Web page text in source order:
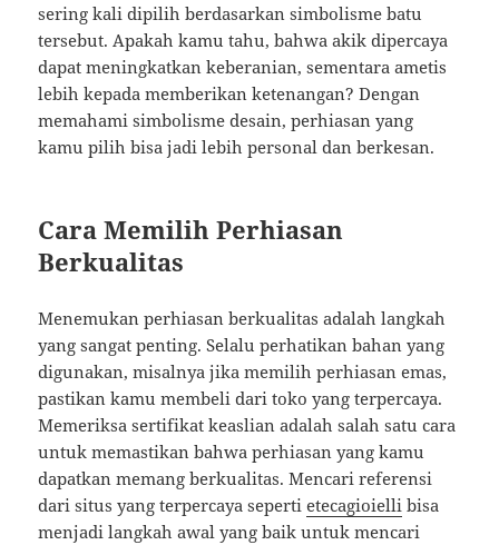
sering kali dipilih berdasarkan simbolisme batu
tersebut. Apakah kamu tahu, bahwa akik dipercaya
dapat meningkatkan keberanian, sementara ametis
lebih kepada memberikan ketenangan? Dengan
memahami simbolisme desain, perhiasan yang
kamu pilih bisa jadi lebih personal dan berkesan.
Cara Memilih Perhiasan
Berkualitas
Menemukan perhiasan berkualitas adalah langkah
yang sangat penting. Selalu perhatikan bahan yang
digunakan, misalnya jika memilih perhiasan emas,
pastikan kamu membeli dari toko yang terpercaya.
Memeriksa sertifikat keaslian adalah salah satu cara
untuk memastikan bahwa perhiasan yang kamu
dapatkan memang berkualitas. Mencari referensi
dari situs yang terpercaya sepertietecagioielli bisa
menjadi langkah awal yang baik untuk mencari